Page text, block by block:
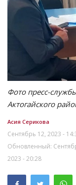
Фото пресс-
Актогайского
Асия Серикова
Сентябрь 12, 2023 -
Обновленный:
2023 - 20:28